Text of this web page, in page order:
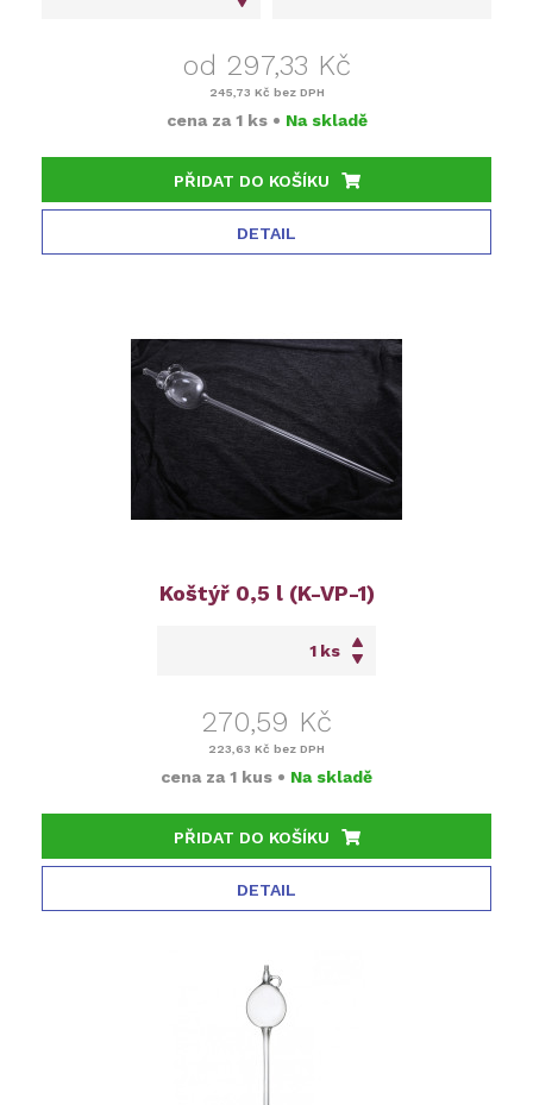
od 297,33 Kč
245,73 Kč bez DPH
cena za 1 ks • Na skladě
PŘIDAT DO KOŠÍKU
DETAIL
Koštýř 0,5 l (K-VP-1)
ks
270,59 Kč
223,63 Kč bez DPH
cena za 1 kus • Na skladě
PŘIDAT DO KOŠÍKU
DETAIL